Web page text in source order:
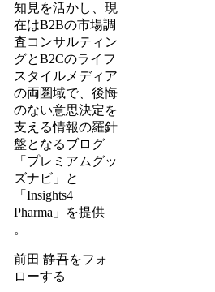
知見を活かし、現
在はB2Bの市場調
査コンサルティン
グとB2Cのライフ
スタイルメディア
の両圏域で、後悔
のない意思決定を
支える情報の羅針
盤となるブログ
「プレミアムグッ
ズナビ」と
「Insights4
Pharma」を提供
。
前田 静吾をフォ
ローする